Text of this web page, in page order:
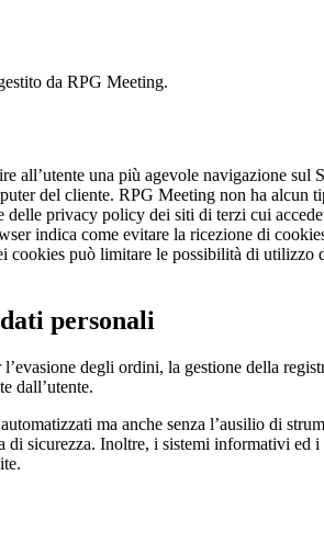
da RPG Meeting.
una più agevole navigazione
del cliente. RPG Meeting non ha alcun
privacy policy dei siti di terzi cui
indica come evitare la ricezione di
può limitare le possibilità di utilizzo
personali
degli ordini, la gestione della
dall’utente.
ma anche senza l’ausilio di
sicurezza. Inoltre, i sistemi informativi